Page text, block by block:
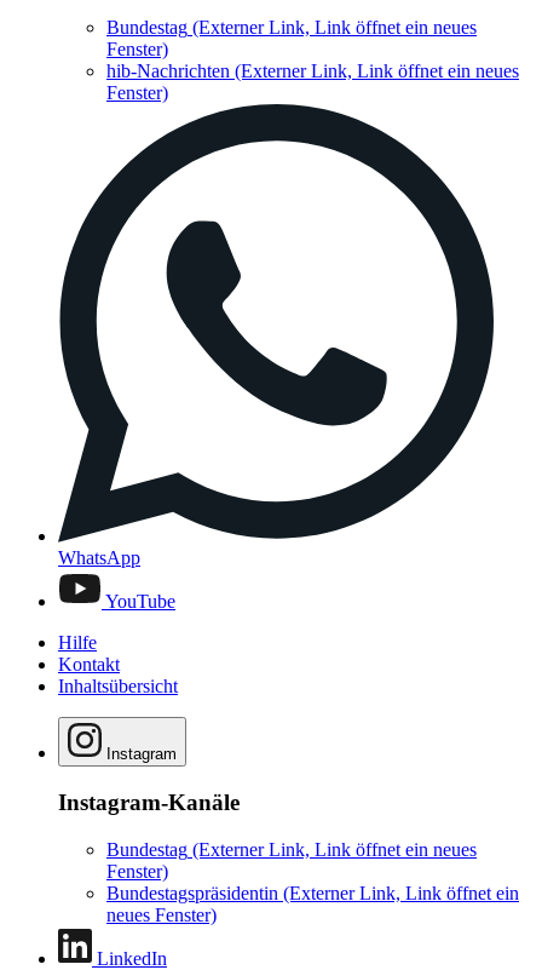
Bundestag (Externer Link, Link öffnet ein neues
Fenster)
hib-Nachrichten (Externer Link, Link öffnet ein neues
Fenster)
WhatsApp
YouTube
Hilfe
Kontakt
Inhaltsübersicht
Instagram
Instagram-Kanäle
Bundestag (Externer Link, Link öffnet ein neues
Fenster)
Bundestagspräsidentin (Externer Link, Link öffnet ein
neues Fenster)
LinkedIn